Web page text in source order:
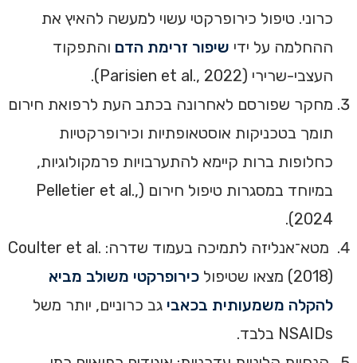
כרוני. טיפול כירופרקטי עשוי למעשה להאיץ את
ההחלמה על ידי שיפור זרימת הדם והתפקוד
העצבי-שרירי (Parisien et al., 2022).
מחקר שפורסם לאחרונה בכתב העת לרפואת חירום
תומך בטכניקות אוסטאופתיות וכירופרקטיות
כחלופות ברות קיימא להתערבויות פרמקולוגיות,
במיוחד במסגרות טיפול חירום (Pelletier et al.,
2024).
מטא־אנליזה לתמיכה בעמוד שדרה: Coulter et al.
(2018) מצאו שטיפול
כירופרקטי משולב מביא
להקלה משמעותית בכאבי גב כרוניים, יותר משל
NSAIDs בלבד.